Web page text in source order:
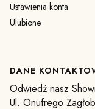
Ustawienia konta
Ulubione
DANE
Odwiedź nasz
Ul. Onufrego